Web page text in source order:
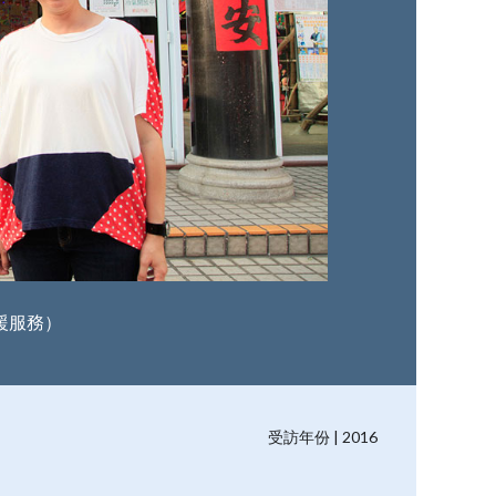
務）
受訪年份 | 2016